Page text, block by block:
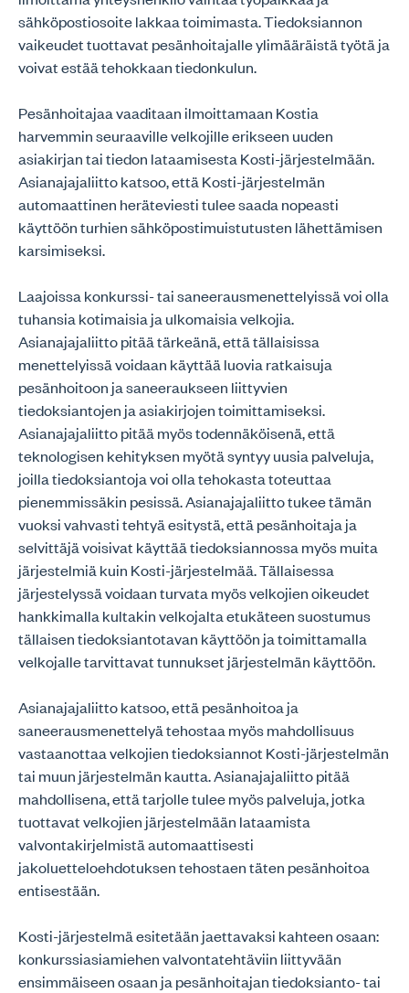
sähköpostiosoite lakkaa toimimasta. Tiedoksiannon
vaikeudet tuottavat pesänhoitajalle ylimääräistä työtä ja
voivat estää tehokkaan tiedonkulun.
Pesänhoitajaa vaaditaan ilmoittamaan Kostia
harvemmin seuraaville velkojille erikseen uuden
asiakirjan tai tiedon lataamisesta Kosti-järjestelmään.
Asianajajaliitto katsoo, että Kosti-järjestelmän
automaattinen heräteviesti tulee saada nopeasti
käyttöön turhien sähköpostimuistutusten lähettämisen
karsimiseksi.
Laajoissa konkurssi- tai saneerausmenettelyissä voi olla
tuhansia kotimaisia ja ulkomaisia velkojia.
Asianajajaliitto pitää tärkeänä, että tällaisissa
menettelyissä voidaan käyttää luovia ratkaisuja
pesänhoitoon ja saneeraukseen liittyvien
tiedoksiantojen ja asiakirjojen toimittamiseksi.
Asianajajaliitto pitää myös todennäköisenä, että
teknologisen kehityksen myötä syntyy uusia palveluja,
joilla tiedoksiantoja voi olla tehokasta toteuttaa
pienemmissäkin pesissä. Asianajajaliitto tukee tämän
vuoksi vahvasti tehtyä esitystä, että pesänhoitaja ja
selvittäjä voisivat käyttää tiedoksiannossa myös muita
järjestelmiä kuin Kosti-järjestelmää. Tällaisessa
järjestelyssä voidaan turvata myös velkojien oikeudet
hankkimalla kultakin velkojalta etukäteen suostumus
tällaisen tiedoksiantotavan käyttöön ja toimittamalla
velkojalle tarvittavat tunnukset järjestelmän käyttöön.
Asianajajaliitto katsoo, että pesänhoitoa ja
saneerausmenettelyä tehostaa myös mahdollisuus
vastaanottaa velkojien tiedoksiannot Kosti-järjestelmän
tai muun järjestelmän kautta. Asianajajaliitto pitää
mahdollisena, että tarjolle tulee myös palveluja, jotka
tuottavat velkojien järjestelmään lataamista
valvontakirjelmistä automaattisesti
jakoluetteloehdotuksen tehostaen täten pesänhoitoa
entisestään.
Kosti-järjestelmä esitetään jaettavaksi kahteen osaan:
konkurssiasiamiehen valvontatehtäviin liittyvään
ensimmäiseen osaan ja pesänhoitajan tiedoksianto- tai